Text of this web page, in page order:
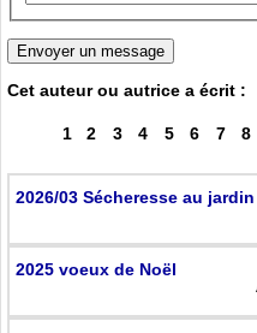
Cet auteur ou autrice a écrit :
1 2 3 4 5 6 7 8
2026/03 Sécheresse au jardin
2025 voeux de Noël